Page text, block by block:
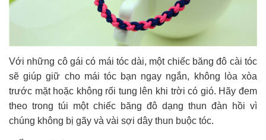
Với những cô gái có mái tóc dài, một chiếc băng đô cài tóc
sẽ giúp giữ cho mái tóc bạn ngay ngắn, không lòa xòa
trước mặt hoặc không rối tung lên khi trời có gió. Hãy đem
theo trong túi một chiếc băng đô dạng thun đàn hồi vì
chúng không bị gãy và vài sợi dây thun buộc tóc.